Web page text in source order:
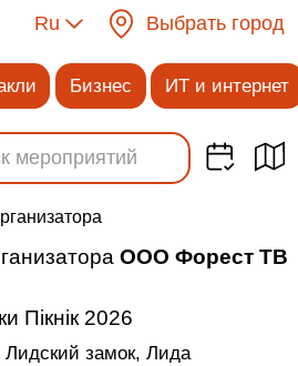
Ru Выбрать город
Бизнес ИТ и интернет
ООО Форест ТВ
Пікнік 2026
Лидский замок, Лида